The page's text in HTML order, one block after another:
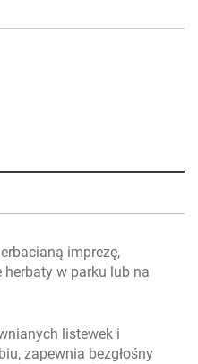
imprezę,
herbaty w parku lub na
listewek i
zapewnia bezgłośny